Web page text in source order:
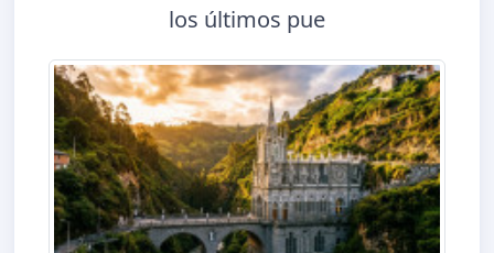
los últimos pue